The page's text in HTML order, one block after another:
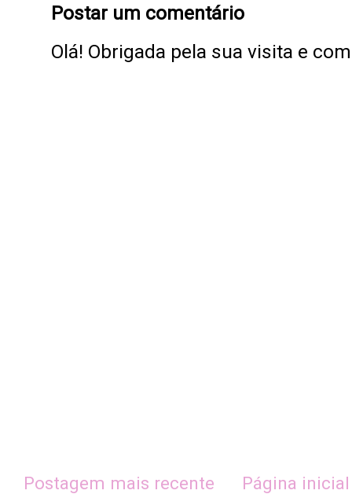
Postar um comentário
Olá! Obrigada pela sua visita e
Postagem mais recente Página inicial